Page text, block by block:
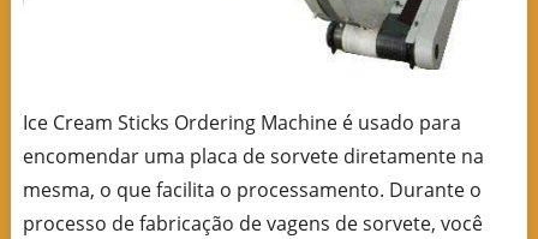
Ice Cream Sticks Ordering Machine é usado para
encomendar uma placa de sorvete diretamente na
mesma, o que facilita o processamento. Durante o
processo de fabricação de vagens de sorvete, você